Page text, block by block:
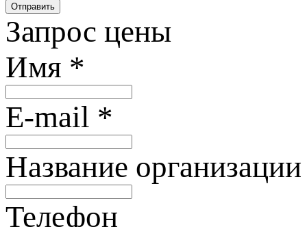
Отправить
Запрос цены
Имя *
E-mail *
Название
Телефон